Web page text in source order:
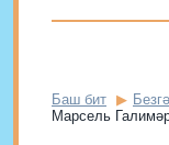
Баш бит
Марсель